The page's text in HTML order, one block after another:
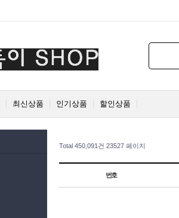
PrevNext
최신상품 인기상품 할인상품
Total 450,091건 23527 페이지
번호